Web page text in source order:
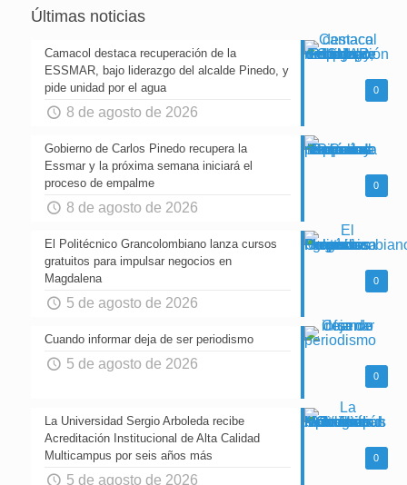
Últimas noticias
0
Camacol destaca recuperación de la
ESSMAR, bajo liderazgo del alcalde Pinedo, y
pide unidad por el agua
8 de agosto de 2026
0
Gobierno de Carlos Pinedo recupera la
Essmar y la próxima semana iniciará el
proceso de empalme
8 de agosto de 2026
0
El Politécnico Grancolombiano lanza cursos
gratuitos para impulsar negocios en
Magdalena
5 de agosto de 2026
0
Cuando informar deja de ser periodismo
5 de agosto de 2026
0
La Universidad Sergio Arboleda recibe
Acreditación Institucional de Alta Calidad
Multicampus por seis años más
5 de agosto de 2026